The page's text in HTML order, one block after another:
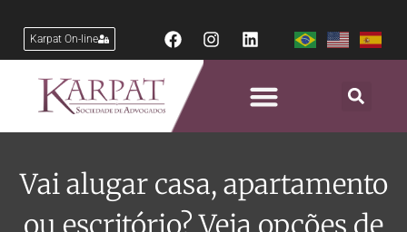
Karpat On-line
Vai alugar casa, apartamento